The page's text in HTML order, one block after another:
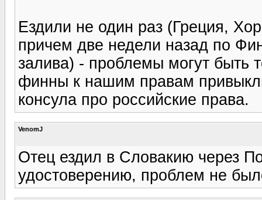
Ездили не один раз (Греция,
причем две недели назад по
залива) - проблемы могут быть
финны к нашим правам
консула про российские права.
VenomJ
Отец ездил в Словакию через
удостоверению, проблем не